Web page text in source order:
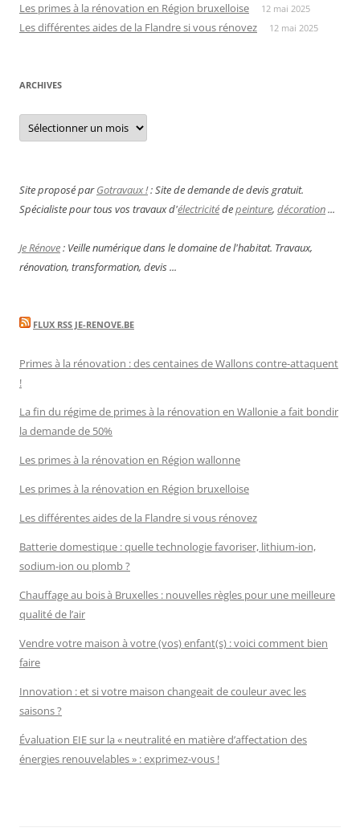
Les primes à la rénovation en Région bruxelloise 12 mai 2025
Les différentes aides de la Flandre si vous rénovez 12 mai 2025
ARCHIVES
Archives
Site proposé parGotravaux !: Site de demande de devis gratuit.
Spécialiste pour tous vos travaux d'électricitédepeinture, décoration...
Je Rénove: Veille numérique dans le domaine de l'habitat. Travaux,
rénovation, transformation, devis ...
FLUX RSS JE-RENOVE.BE
Primes à la rénovation : des centaines de Wallons contre-attaquent
!
La fin du régime de primes à la rénovation en Wallonie a fait bondir
la demande de 50%
Les primes à la rénovation en Région wallonne
Les primes à la rénovation en Région bruxelloise
Les différentes aides de la Flandre si vous rénovez
Batterie domestique : quelle technologie favoriser, lithium-ion,
sodium-ion ou plomb ?
Chauffage au bois à Bruxelles : nouvelles règles pour une meilleure
qualité de l’air
Vendre votre maison à votre (vos) enfant(s) : voici comment bien
faire
Innovation : et si votre maison changeait de couleur avec les
saisons ?
Évaluation EIE sur la « neutralité en matière d’affectation des
énergies renouvelables » : exprimez-vous !